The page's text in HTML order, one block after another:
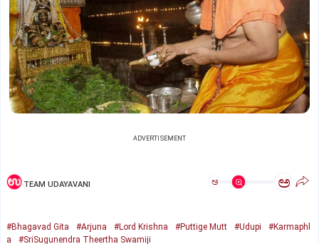
ADVERTISEMENT
TEAM UDAYAVANI ಅ ಅ
#Bhagavad Gita #Arjuna #Lord Krishna #Puttige Mutt #Udupi
#Karmaphl
a
#SriSugunendra Theertha Swamiji